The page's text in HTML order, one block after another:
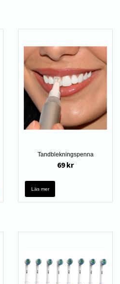
Tandblekningspenna
69 kr
Läs mer